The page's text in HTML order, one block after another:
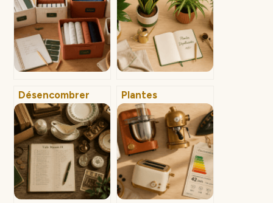
Désencombrer
votre intérieur :
les 3 étapes du
home organising
et le budget à
prévoir
Plantes
dépolluantes : 5
alliées naturelles
pour assainir votre
air intérieur